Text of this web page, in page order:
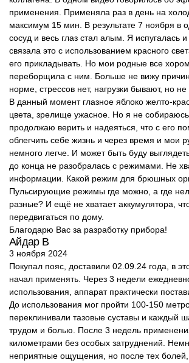
применения. Применяла раз в день на
максимум 15 мин. В результате 7 ноября в
сосуд и весь глаз стал алым. Я испугалась
связала это с использованием красного
его прикладывать. Но мои родные все
переборщила с ним. Больше не вижу
норме, стрессов нет, нагрузки бывают, но
В данный момент глазное яблоко желто-
цвета, зрелище ужасное. Но я не собираюсь
продолжаю верить и надеяться, что с его
облегчить себе жизнь и через время и мои
немного легче. И может быть буду
до конца не разобралась с режимами. Не
информации. Какой режим для брюшных
Пульсирующие режимы где можно, а где
разные? И ещё не хватает аккумулятора,
передвигаться по дому.
Благодарю Вас за разработку прибора!
Айдар В
3 ноября 2024
Покупал пояс, доставили 02.09.24 года, в
начал применять. Через 3 недели
использования, аппарат практически
До использования мог пройти 100-150
переклинивали тазовые суставы и каждый
трудом и болью. После 3 недель
километрами без особых затруднений.
неприятные ощущения, но после тех